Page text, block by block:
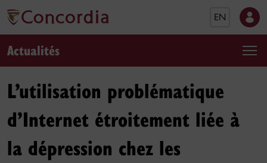
EN
Actualités
L’utilisation problématique
d’Internet étroitement liée à
la dépression chez les